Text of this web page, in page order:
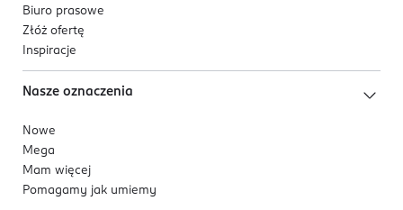
Biuro prasowe
Złóż ofertę
Inspiracje
Nasze oznaczenia
Nowe
Mega
Mam więcej
Pomagamy jak umiemy